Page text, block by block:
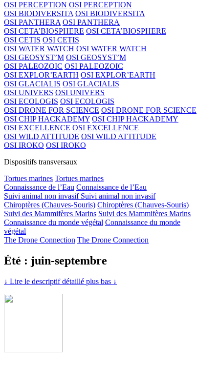
OSI PERCEPTION OSI PERCEPTION
OSI BIODIVERSITA OSI BIODIVERSITA
OSI PANTHERA OSI PANTHERA
OSI CETA’BIOSPHERE OSI CETA’BIOSPHERE
OSI CETIS OSI CETIS
OSI WATER WATCH OSI WATER WATCH
OSI GEOSYST’M OSI GEOSYST’M
OSI PALEOZOIC OSI PALEOZOIC
OSI EXPLOR’EARTH OSI EXPLOR’EARTH
OSI GLACIALIS OSI GLACIALIS
OSI UNIVERS OSI UNIVERS
OSI ECOLOGIS OSI ECOLOGIS
OSI DRONE FOR SCIENCE OSI DRONE FOR SCIENCE
OSI CHIP HACKADEMY OSI CHIP HACKADEMY
OSI EXCELLENCE OSI EXCELLENCE
OSI WILD ATTITUDE OSI WILD ATTITUDE
OSI IROKO OSI IROKO
Dispositifs transversaux
Tortues marines Tortues marines
Connaissance de l’Eau Connaissance de l’Eau
Suivi animal non invasif Suivi animal non invasif
Chiroptères (Chauves-Souris) Chiroptères (Chauves-Souris)
Suivi des Mammifères Marins Suivi des Mammifères Marins
Connaissance du monde végétal Connaissance du monde
végétal
The Drone Connection The Drone Connection
Été : juin-septembre
↓ Lire le descriptif détaillé plus bas ↓